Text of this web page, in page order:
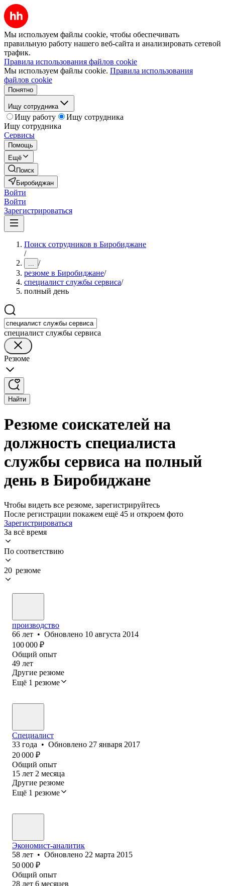
Мы используем файлы cookie, чтобы обеспечивать
правильную работу нашего веб-сайта и анализировать сетевой
трафик.
Правила использования файлов cookie
Мы используем файлы cookie. Правила использования
файлов cookie
Понятно
Ищу сотрудника
Ищу работу
Ищу сотрудника
Ищу сотрудника
Сервисы
Помощь
Ещё
Поиск
Биробиджан
Войти
Войти
Зарегистрироваться
Поиск сотрудников в Биробиджане
/
... /
резюме в Биробиджане/
специалист службы сервиса/
полный день
специалист службы сервиса
Резюме
Найти
Резюме соискателей на
должность специалиста
службы сервиса на полный
день в Биробиджане
Чтобы видеть все резюме, зарегистрируйтесь
После регистрации покажем ещё 45 и откроем фото
Зарегистрироваться
За всё время
По соответствию
20 резюме
производство
66 лет • Обновлено 10 августа 2014
100 000 ₽
Общий опыт
49 лет
Другие резюме
Ещё 1 резюме
Специалист
33 года • Обновлено 27 января 2017
20 000 ₽
Общий опыт
15 лет 2 месяца
Другие резюме
Ещё 1 резюме
Экономист-аналитик
58 лет • Обновлено 22 марта 2015
50 000 ₽
Общий опыт
28 лет 6 месяцев